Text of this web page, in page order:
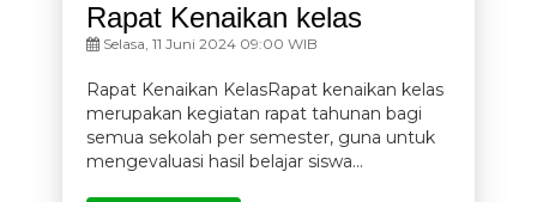
Rapat Kenaikan kelas
Selasa, 11 Juni 2024 09:00 WIB
Rapat Kenaikan KelasRapat kenaikan kelas
merupakan kegiatan rapat tahunan bagi
semua sekolah per semester, guna untuk
mengevaluasi hasil belajar siswa...